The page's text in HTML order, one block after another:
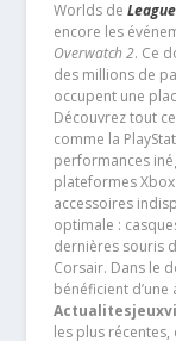
Worlds de
encore les
Overwatch 2. Ce
des millions de
occupent une
Découvrez tout
comme la
performances
plateformes
accessoires
optimale :
dernières souris
Corsair. Dans le
bénéficient
les plus récentes,